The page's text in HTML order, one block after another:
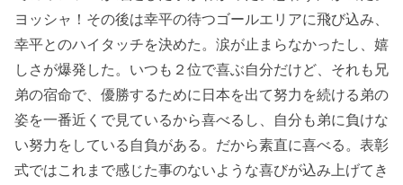
ヨッシャ！その後は幸平の待つゴールエリアに飛び込み、
幸平とのハイタッチを決めた。涙が止まらなかったし、嬉
しさが爆発した。いつも２位で喜ぶ自分だけど、それも兄
弟の宿命で、優勝するために日本を出て努力を続ける弟の
姿を一番近くで見ているから喜べるし、自分も弟に負けな
い努力をしている自負がある。だから素直に喜べる。表彰
式ではこれまで感じた事のないような喜びが込み上げてき